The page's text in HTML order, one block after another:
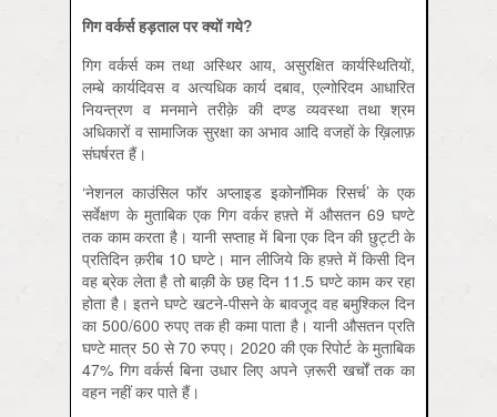
गिग वर्कर्स हड़ताल परक्यों गये?
गिग वर्कर्स कम तथा अस्थिर आय, असुरक्षित कार्यस्थितियों,
लम्बे कार्यदिवस व अत्यधिक कार्य दबाव, एल्गोरिदम आधारित
नियन्त्रण व मनमाने तरीक़े की दण्ड व्यवस्था तथा श्रम
अधिकारों व सामाजिक सुरक्षा का अभाव आदि वजहों के ख़िलाफ़
संघर्षरत हैं।
‘नेशनल काउंसिल फॉर अप्लाइड इकोनॉमिक रिसर्च’ के एक
सर्वेक्षण के मुताबिक एक गिग वर्कर हफ़्ते में औसतन 69 घण्टे
तक काम करता है। यानी सप्ताह में बिना एक दिन की छुट्टी के
प्रतिदिन क़रीब 10 घण्टे। मान लीजिये कि हफ़्ते में किसी दिन
वह ब्रेक लेता है तो बाक़ी के छह दिन 11.5 घण्टे काम कर रहा
होता है। इतने घण्टे खटने-पीसने के बावजूद वह बमुश्किल दिन
का 500/600 रुपए तक ही कमा पाता है। यानी औसतन प्रति
घण्टे मात्र 50 से 70 रुपए। 2020 की एक रिपोर्ट के मुताबिक
47% गिग वर्कर्स बिना उधार लिए अपने ज़रूरी खर्चों तक का
वहन नहीं कर पाते हैं।